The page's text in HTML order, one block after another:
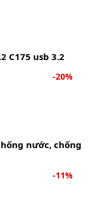
C175 usb 3.2
-20%
nước, chống
-11%